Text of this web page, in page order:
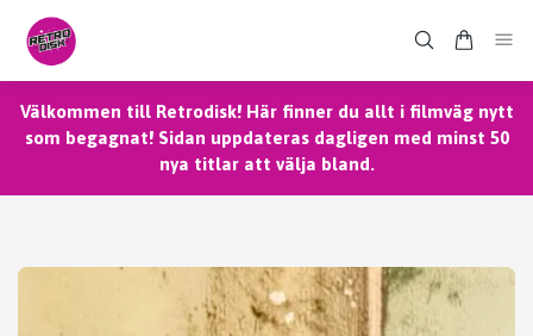
Välkommen till Retrodisk! Här finner du allt i filmväg nytt
som begagnat! Sidan uppdateras dagligen med minst 50
nya titlar att välja bland.